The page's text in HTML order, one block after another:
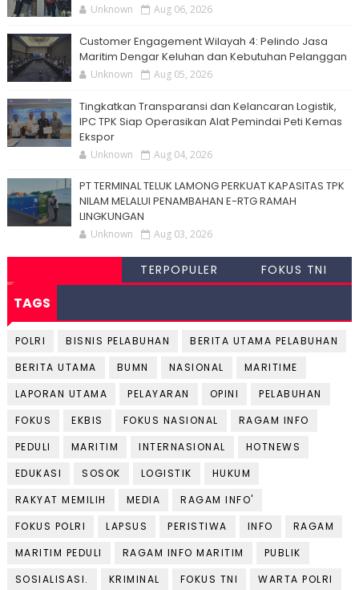
Unknown Aug 06, 2026
Customer Engagement Wilayah 4: Pelindo Jasa
Maritim Dengar Keluhan dan Kebutuhan Pelanggan
Unknown Aug 05, 2026
Tingkatkan Transparansi dan Kelancaran Logistik,
IPC TPK Siap Operasikan Alat Pemindai Peti Kemas
Ekspor
Unknown Aug 04, 2026
PT TERMINAL TELUK LAMONG PERKUAT KAPASITAS TPK
NILAM MELALUI PENAMBAHAN E-RTG RAMAH
LINGKUNGAN
Unknown Aug 03, 2026
TERPOPULER FOKUS TNI
TAGS
POLRI BISNIS PELABUHAN
BERITA UTAMA PELABUHAN
BERITA UTAMA
BUMN NASIONAL
MARITIME
LAPORAN UTAMA
PELAYARAN OPINI
PELABUHAN
FOKUS
EKBIS FOKUS NASIONAL
RAGAM INFO
PEDULI
MARITIM INTERNASIONAL
HOTNEWS
EDUKASI
SOSOK LOGISTIK
HUKUM
RAKYAT MEMILIH
MEDIA
RAGAM INFO'
FOKUS POLRI
LAPSUS PERISTIWA INFO
RAGAM
MARITIM PEDULI
RAGAM INFO MARITIM
PUBLIK
SOSIALISASI.
KRIMINAL FOKUS TNI
WARTA POLRI